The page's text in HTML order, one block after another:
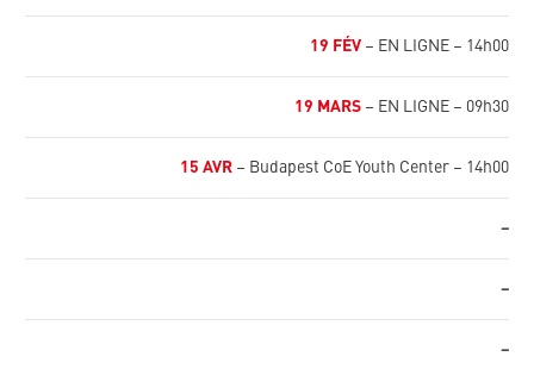
19 FÉV – EN LIGNE – 14h00
19 MARS – EN LIGNE – 09h30
15 AVR – Budapest CoE Youth Center – 14h00
–
–
–